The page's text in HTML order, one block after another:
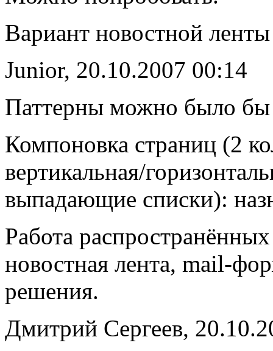
Вариант новостной
Junior, 20.10.2007 00:14
Паттерны можно было бы
Компоновка страниц (2
вертикальная/
выпадающие списки):
Работа
новостная лента, mail-
решения.
Дмитрий Сергеев,